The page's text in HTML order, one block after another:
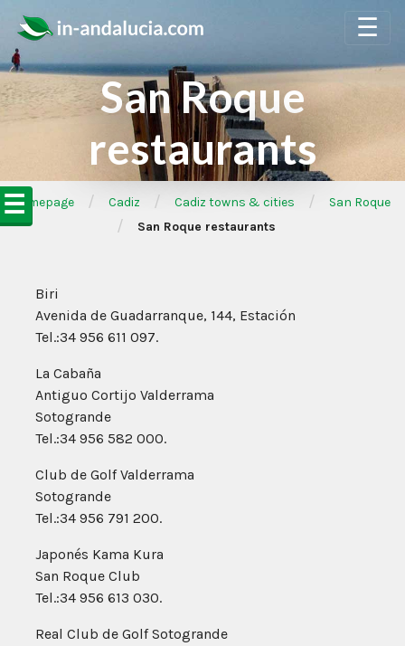
☰
☰
San Roque
restaurants
➦Homepage / Cadiz / Cadiz towns & cities / San Roque
/ San Roque restaurants
Biri
Avenida de Guadarranque, 144, Estación
Tel.:34 956 611 097.
La Cabaña
Antiguo Cortijo Valderrama
Sotogrande
Tel.:34 956 582 000.
Club de Golf Valderrama
Sotogrande
Tel.:34 956 791 200.
Japonés Kama Kura
San Roque Club
Tel.:34 956 613 030.
Real Club de Golf Sotogrande